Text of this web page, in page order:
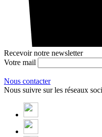
Recevoir notre newsletter
Votre mail
Nous contacter
Nous suivre sur les réseaux